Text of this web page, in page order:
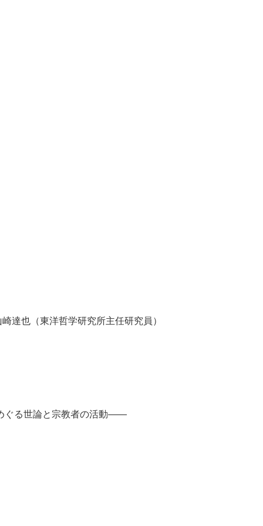
也（東洋哲学研究所主任研究員）
ぐる世論と宗教者の活動――